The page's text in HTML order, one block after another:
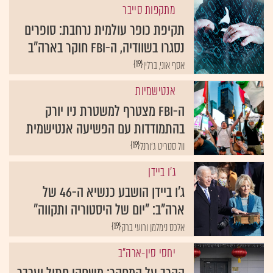
מתקפות סייבר
תקיפת כופר עולמית נרחבת: סופרים
נסגרו בשוודיה, ה-FBI חוקר בארה"ב
{19}אסף אוני, ברלין
אנטישמיות
ה-FBI מצטרף למשטרת ניו יורק
בהתמודדות עם הפשיעה אנטישמית
{19}וול סטריט ג'ורנל
ג'ו ביידן
ג'ו ביידן הושבע כנשיא ה-46 של
ארה"ב: "יום של היסטוריה ותקווה"
{19}אלכס נימלמן ורועי ברק
יחסי סין-ארה"ב